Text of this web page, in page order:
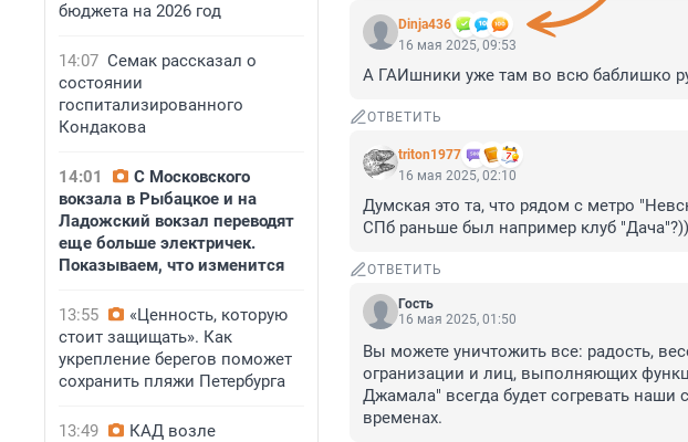
бюджета на 2026 год
14:07 Семак рассказал о
состоянии
госпитализированного
Кондакова
14:01
С Московского
вокзала в Рыбацкое и на
Ладожский вокзал переводят
еще больше электричек.
Показываем, что изменится
13:55
«Ценность, которую
стоит защищать». Как
укрепление берегов поможет
сохранить пляжи Петербурга
13:49
КАД возле
Dinja436
16 мая 2025, 09:53
А ГАИшники уже там во всю баблишко
ОТВЕТИТЬ
triton1977
16 мая 2025, 02:10
Думская это та, что рядом с метро
СПб раньше был например клуб "Дача"?))
ОТВЕТИТЬ
Гость
16 мая 2025, 01:50
Вы можете уничтожить все: радость,
огранизации и лиц, выполняющих
Джамала" всегда будет согревать
временах.